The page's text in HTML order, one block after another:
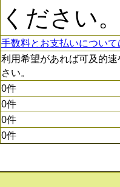
ください
手数料とお支払いについ
利用希望があれば可及的
さい。
0件
0件
0件
0件